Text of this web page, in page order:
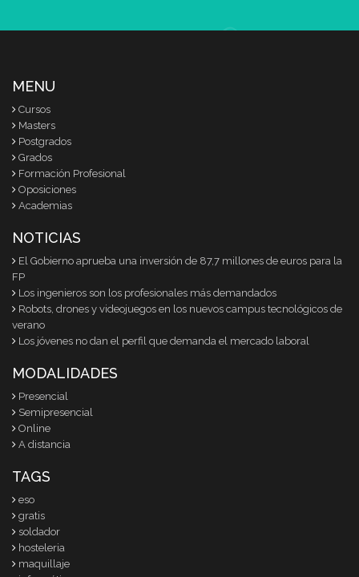
MENU
Cursos
Masters
Postgrados
Grados
Formación Profesional
Oposiciones
Academias
NOTICIAS
El Gobierno aprueba una inversión de 87,7 millones de euros para la
FP
Los ingenieros son los profesionales más demandados
Robots, drones y videojuegos en los nuevos campus tecnológicos de
verano
Los jóvenes no dan el perfil que demanda el mercado laboral
MODALIDADES
Presencial
Semipresencial
Online
A distancia
TAGS
eso
gratis
soldador
hosteleria
maquillaje